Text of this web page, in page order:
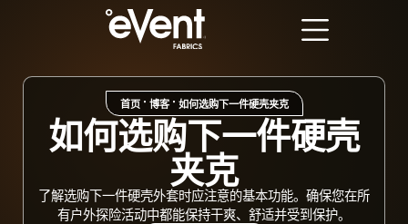
首页" 博客" 如何选购下一件硬壳夹克
如何选购下一件硬壳
夹克
了解选购下一件硬壳外套时应注意的基本功能。确保您在所
有户外探险活动中都能保持干爽、舒适并受到保护。